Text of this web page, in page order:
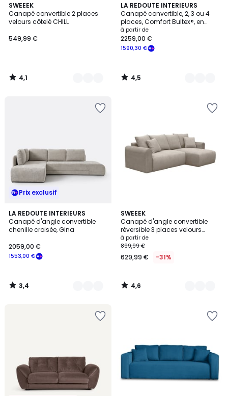
SWEEEK
Canapé convertible 2 places
velours côtelé CHILL
549,99 €
4,1
/ 5
5
Couleurs
4,1
/
LA REDOUTE INTERIEURS
Canapé convertible, 2, 3 ou 4
places, Comfort Bultex®, en
texturé chiné, TIMOR
à partir de
1590,30 €
2259,00 €
4,5
/ 5
3
Couleurs
4,5
/
Prix exclusif
LA REDOUTE INTERIEURS
Canapé d'angle convertible
chenille croisée, Gina
1553,00 €
2059,00 €
3,4
/ 5
5
Couleurs
3,4
/
SWEEEK
Canapé d'angle convertible
réversible 3 places velours
côtelé avec coffre ALMO
à partir de
899,99 €
629,99 € -31%
4,6
/ 5
5
Couleurs
4,6
/